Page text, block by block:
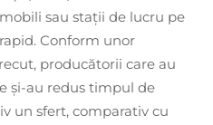
sau stații de lucru pe
Conform unor
producătorii care au
și-au redus timpul de
un sfert, comparativ cu